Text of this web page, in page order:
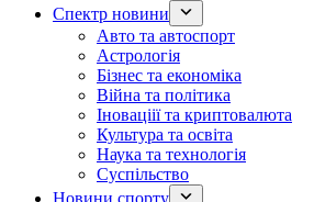
Спектр новини
Авто та автоспорт
Астрологія
Бізнес та економіка
Війна та політика
Іноваціії та криптовалюта
Культура та освіта
Наука та технологія
Суспільство
Новини спорту